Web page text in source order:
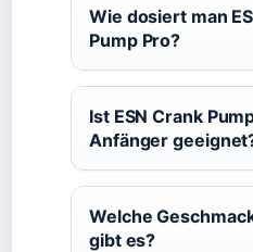
Wie dosiert man
Pump Pro?
Ist ESN Crank
Anfänger
Welche
gibt es?